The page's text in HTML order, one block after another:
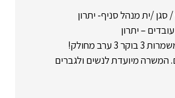
/ סגן /ית מנהל סניף- יתרון
עובדים – יתרון
ערב מחולק!
המשרה מיועדת לנשים ולגברים